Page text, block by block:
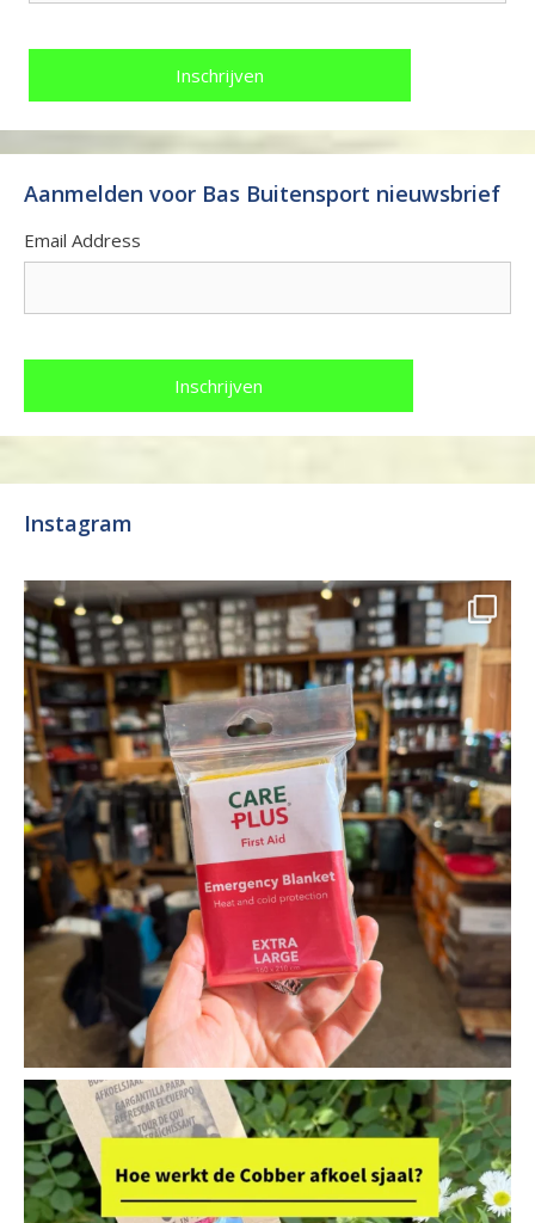
Aanmelden voor Bas Buitensport nieuwsbrief
Email Address
Instagram